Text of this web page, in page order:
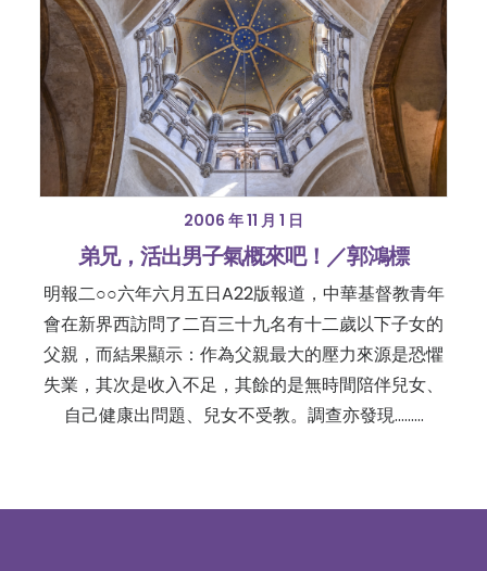
2006 年 11 月 1 日
弟兄，活出男子氣概來吧！／郭鴻標
明報二○○六年六月五日A22版報道，中華基督教青年
會在新界西訪問了二百三十九名有十二歲以下子女的
父親，而結果顯示：作為父親最大的壓力來源是恐懼
失業，其次是收入不足，其餘的是無時間陪伴兒女、
自己健康出問題、兒女不受教。調查亦發現......…